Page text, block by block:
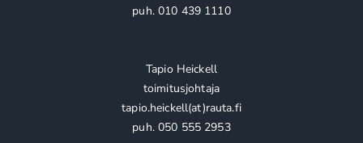
puh. 010 439 1110
Tapio Heickell
toimitusjohtaja
tapio.heickell(at)rauta.fi
puh. 050 555 2953